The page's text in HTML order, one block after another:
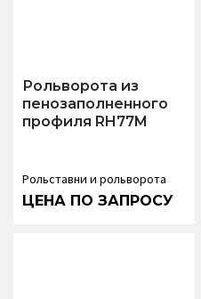
Рольворота из
пенозаполненного
профиля RH77M
Рольставни и рольворота